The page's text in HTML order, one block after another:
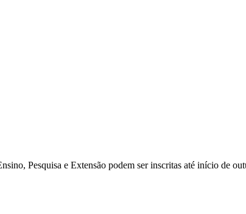
Pesquisa e Extensão podem ser inscritas até início de